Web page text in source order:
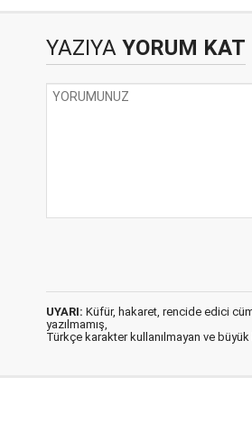
YAZIYA YORUM KAT
UYARI: Küfür, hakaret, rencide edici
yazılmamış,
Türkçe karakter kullanılmayan ve